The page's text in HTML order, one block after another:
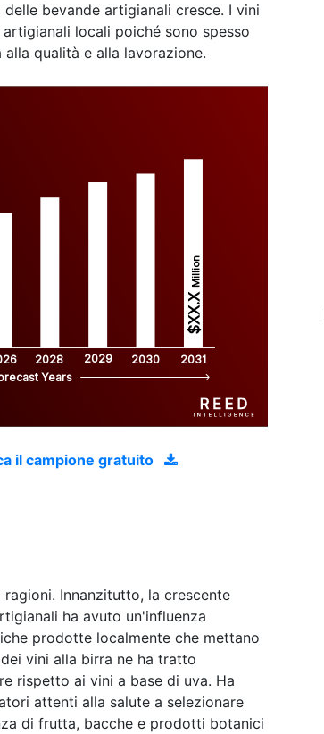
bevande artigianali cresce. I vini
locali poiché sono spesso
qualità e alla lavorazione.
2028 2029 2030 2031
$XX.X
Million
Years
il campione gratuito
Innanzitutto, la crescente
ha avuto un'influenza
prodotte localmente che mettano
vini alla birra ne ha tratto
rispetto ai vini a base di uva. Ha
attenti alla salute a selezionare
di frutta, bacche e prodotti botanici